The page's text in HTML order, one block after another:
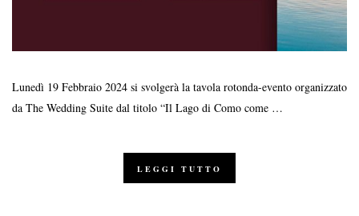
Lunedì 19 Febbraio 2024 si svolgerà la tavola rotonda-evento organizzato
da The Wedding Suite dal titolo “Il Lago di Como come …
LEGGI TUTTO